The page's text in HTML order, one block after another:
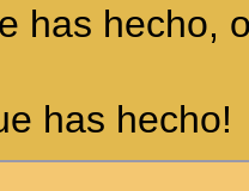
has hecho,
has hecho!